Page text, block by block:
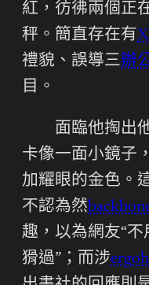
紅，彷彿兩個正
秤。簡直存在有
禮貌、誤導三辦
目。
面臨他掏出
卡像一面小鏡子
加耀眼的金色。
不認為然
趣，以為網友“
猾過”；而涉